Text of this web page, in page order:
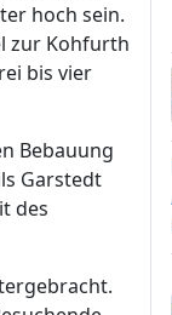
hoch sein.
zur Kohfurth
bis vier
Bebauung
Garstedt
des